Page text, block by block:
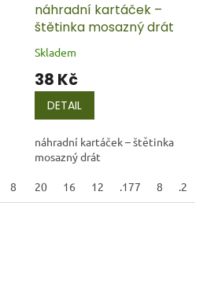
8 .22LR 6,35 7,65
náhradní kartáček –
štětinka mosazný drát
Skladem
38 Kč
DETAIL
náhradní kartáček – štětinka
mosazný drát
20 16 12 .177 8